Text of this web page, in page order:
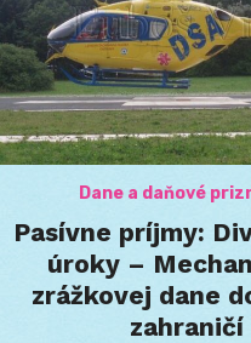
Dane a daňové
Pasívne príjmy:
úroky –
zrážkovej dane
zahraničí